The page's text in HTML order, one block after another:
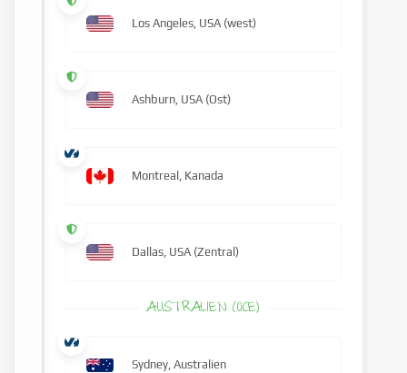
Los Angeles, USA (west)
Ashburn, USA (Ost)
Montreal, Kanada
Dallas, USA (Zentral)
AUSTRALIEN (OCE)
Sydney, Australien